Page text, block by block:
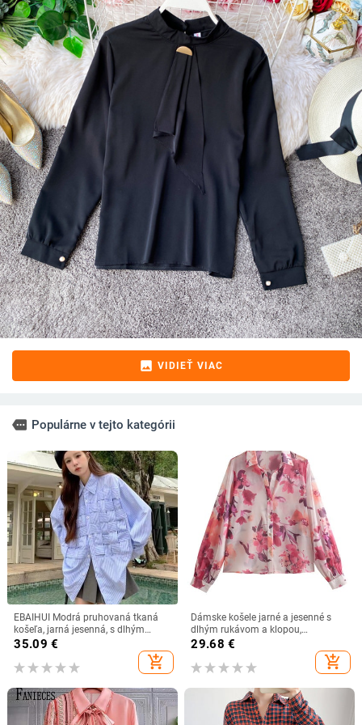
image VIDIEŤ VIAC
more Populárne v tejto kategórii
EBAIHUI Modrá pruhovaná tkaná
košeľa, jarná jesenná, s dlhým
rukávom, voľná, špeciálna dámska
blúzka, japonská kórejská edícia,
všestranné bluzy
35.09 €
add_shopping_cart
Dámske košele jarné a jesenné s
dlhým rukávom a klopou,
potlačené, jednoradové, priehľadné,
29.68 €
add_shopping_cart